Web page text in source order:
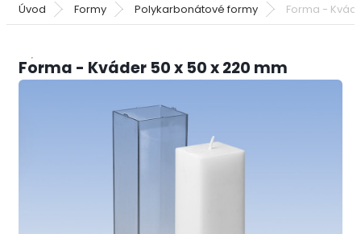
Úvod Formy Polykarbonátové formy Forma -
Forma - Kváder 50 x 50 x 220 mm